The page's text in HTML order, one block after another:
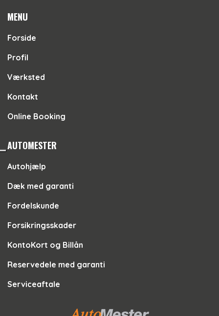
MENU
Forside
Profil
Værksted
Kontakt
Online Booking
AUTOMESTER
Autohjælp
Dæk med garanti
Fordelskunde
Forsikringsskader
KontoKort og Billån
Reservedele med garanti
Serviceaftale